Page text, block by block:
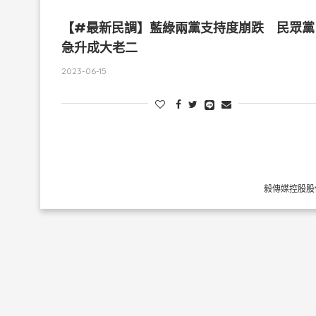
【#最新民調】藍綠兩黨支持度崩跌 民眾黨
急升成大老二
2023-06-15
毅傳媒控股